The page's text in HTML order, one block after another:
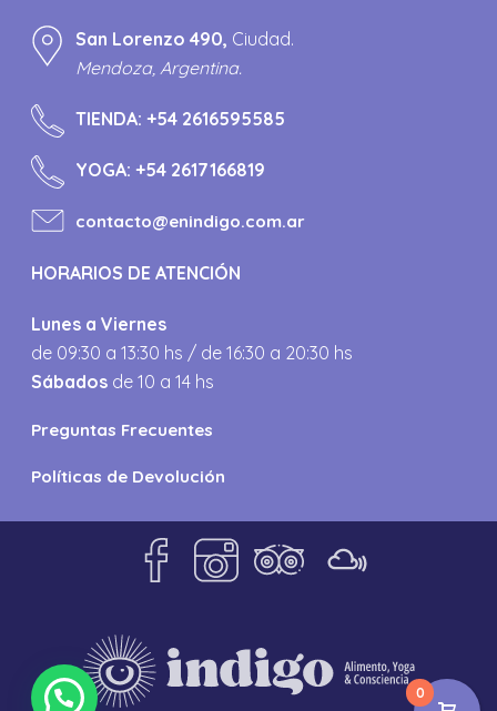
San Lorenzo 490, Ciudad.
Mendoza, Argentina.
TIENDA:+54 2616595585
YOGA:+54 2617166819
contacto@enindigo.com.ar
HORARIOS DE ATENCIÓN
Lunes a Viernes
de 09:30 a 13:30 hs / de 16:30 a 20:30 hs
Sábados de 10 a 14 hs
Preguntas Frecuentes
Políticas de Devolución
0